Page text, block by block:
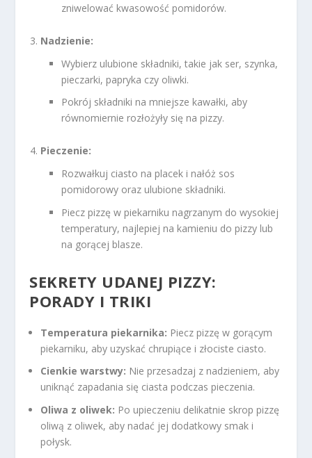
zniwelować kwasowość pomidorów.
Nadzienie:
Wybierz ulubione składniki, takie jak ser, szynka,
pieczarki, papryka czy oliwki.
Pokrój składniki na mniejsze kawałki, aby
równomiernie rozłożyły się na pizzy.
Pieczenie:
Rozwałkuj ciasto na placek i nałóż sos
pomidorowy oraz ulubione składniki.
Piecz pizzę w piekarniku nagrzanym do wysokiej
temperatury, najlepiej na kamieniu do pizzy lub
na gorącej blasze.
SEKRETY UDANEJ PIZZY:
PORADY I TRIKI
Temperatura piekarnika: Piecz pizzę w gorącym
piekarniku, aby uzyskać chrupiące i złociste ciasto.
Cienkie warstwy: Nie przesadzaj z nadzieniem, aby
uniknąć zapadania się ciasta podczas pieczenia.
Oliwa z oliwek: Po upieczeniu delikatnie skrop pizzę
oliwą z oliwek, aby nadać jej dodatkowy smak i
połysk.